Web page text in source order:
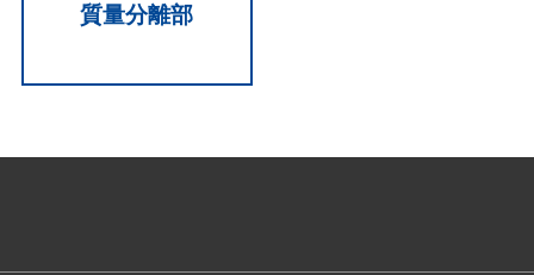
質量分離部